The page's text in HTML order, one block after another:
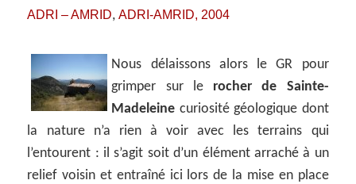
ADRI – AMRID,ADRI-AMRID, 2004
Nous délaissons alors le GR pour
grimper sur le rocher de Sainte-
Madeleine curiosité géologique dont
la nature n’a rien à voir avec les terrains qui
l’entourent : il s’agit soit d’un élément arraché à un
relief voisin et entraîné ici lors de la mise en place